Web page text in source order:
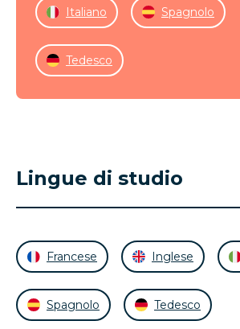
Italiano Spagnolo
Tedesco
Lingue di studio
Francese Inglese
Spagnolo Tedesco